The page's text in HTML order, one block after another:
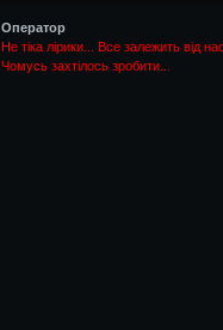
Оператор
Не тіка лірики... Все залежить від
Чомусь захтілось зробити...